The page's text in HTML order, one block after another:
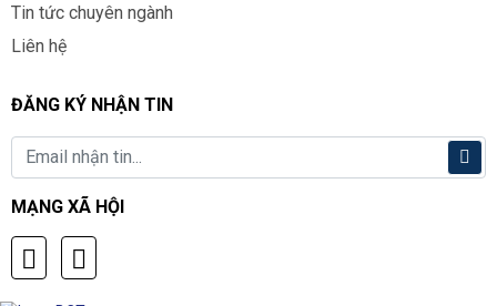
Tin tức chuyên ngành
Liên hệ
ĐĂNG KÝ NHẬN TIN
Email
MẠNG XÃ HỘI